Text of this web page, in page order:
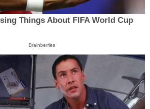
Things About FIFA World Cup
Brainberries